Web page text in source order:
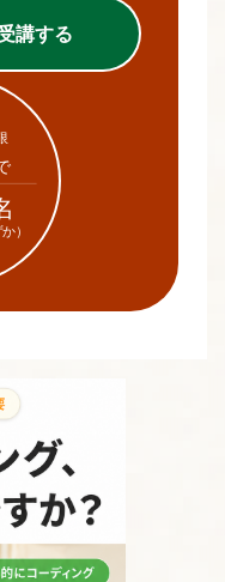
講する
）